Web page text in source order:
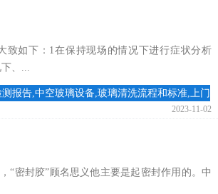
致如下：1在保持现场的情况下进行症状分析
、...
报告,中空玻璃设备,玻璃清洗流程和标准,上门
2023-11-02
“密封胶”顾名思义他主要是起密封作用的。中